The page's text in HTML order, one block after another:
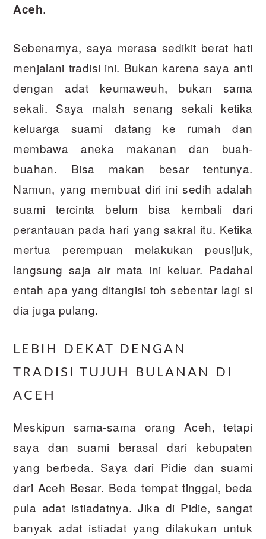
Aceh.
Sebenarnya, saya merasa sedikit berat hati
menjalani tradisi ini. Bukan karena saya anti
dengan adat keumaweuh, bukan sama
sekali. Saya malah senang sekali ketika
keluarga suami datang ke rumah dan
membawa aneka makanan dan buah-
buahan. Bisa makan besar tentunya.
Namun, yang membuat diri ini sedih adalah
suami tercinta belum bisa kembali dari
perantauan pada hari yang sakral itu. Ketika
mertua perempuan melakukan peusijuk,
langsung saja air mata ini keluar. Padahal
entah apa yang ditangisi toh sebentar lagi si
dia juga pulang.
LEBIH DEKAT DENGAN
TRADISI TUJUH BULANAN DI
ACEH
Meskipun sama-sama orang Aceh, tetapi
saya dan suami berasal dari kebupaten
yang berbeda. Saya dari Pidie dan suami
dari Aceh Besar. Beda tempat tinggal, beda
pula adat istiadatnya. Jika di Pidie, sangat
banyak adat istiadat yang dilakukan untuk